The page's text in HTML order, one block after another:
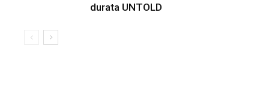
durata UNTOLD